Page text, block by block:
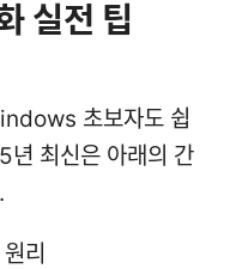
실전 팁
초보자도 쉽
최신은 아래의 간
리